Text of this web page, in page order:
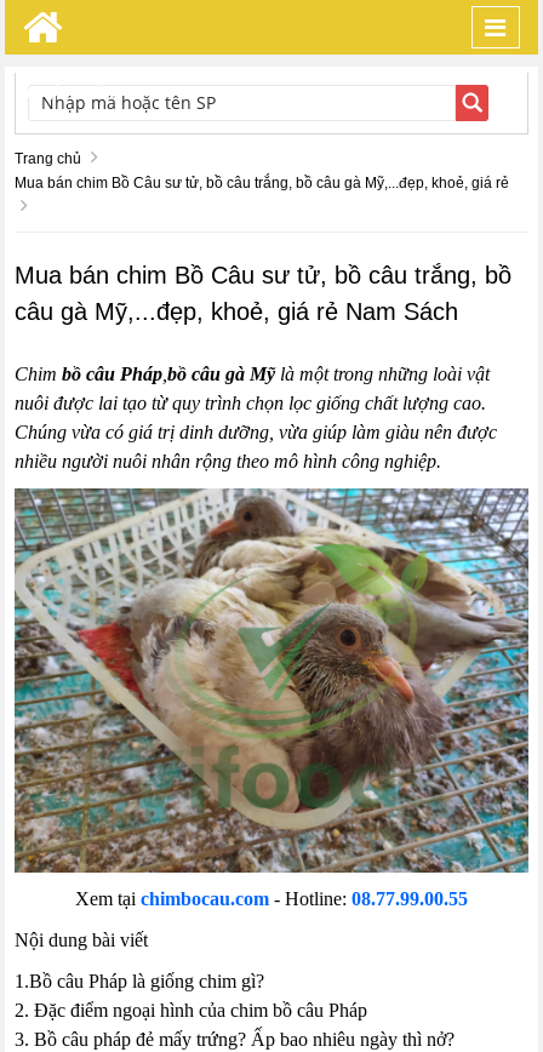
TÌM KIẾM
Trang chủ
Mua bán chim Bồ Câu sư tử, bồ câu trắng, bồ câu gà Mỹ,...đẹp, khoẻ, giá rẻ
Mua bán chim Bồ Câu sư tử, bồ câu trắng, bồ
câu gà Mỹ,...đẹp, khoẻ, giá rẻ Nam Sách
Chimbồ câu Pháp ,bồ câu gà Mỹlà một trong những loài vật
nuôi được lai tạo từ quy trình chọn lọc giống chất lượng cao.
Chúng vừa có giá trị dinh dưỡng, vừa giúp làm giàu nên được
nhiều người nuôi nhân rộng theo mô hình công nghiệp.
Xem tại chimbocau.com - Hotline: 08.77.99.00.55
Nội dung bài viết
1.Bồ câu Pháp là giống chim gì?
2. Đặc điểm ngoại hình của chim bồ câu Pháp
3. Bồ câu pháp đẻ mấy trứng? Ấp bao nhiêu ngày thì nở?